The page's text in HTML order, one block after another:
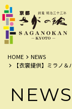
HOME
NEWS
【衣裳提供】ミラノ
NEWS